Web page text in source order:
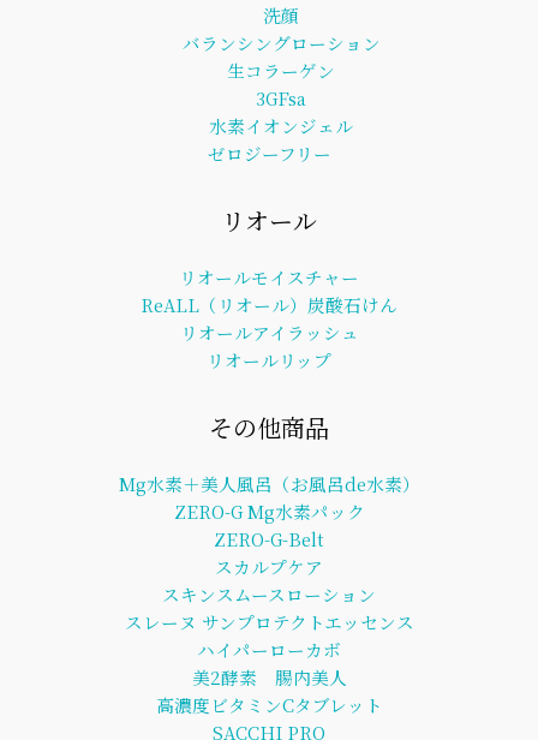
洗顔
バランシングローション
生コラーゲン
3GFsa
水素イオンジェル
ゼロジーフリー
リオール
リオールモイスチャー
ReALL（リオール）炭酸石けん
リオールアイラッシュ
リオールリップ
その他商品
Mg水素＋美人風呂（お風呂de水素）
ZERO-G Mg水素パック
ZERO-G-Belt
スカルプケア
スキンスムースローション
スレーヌ サンプロテクトエッセンス
ハイパーローカボ
美2酵素 腸内美人
高濃度ビタミンCタブレット
SACCHI PRO